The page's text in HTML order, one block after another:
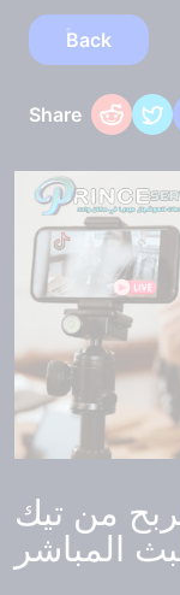
Back
Share
من تيك
المباشر